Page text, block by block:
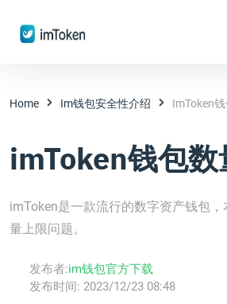
Home Im钱包安全性介绍 ImToken
imToken钱包
imToken是一款流行的数字资产钱包
量上限问题。
发布者:im钱包官方下载
发布时间: 2023/12/23 08:48